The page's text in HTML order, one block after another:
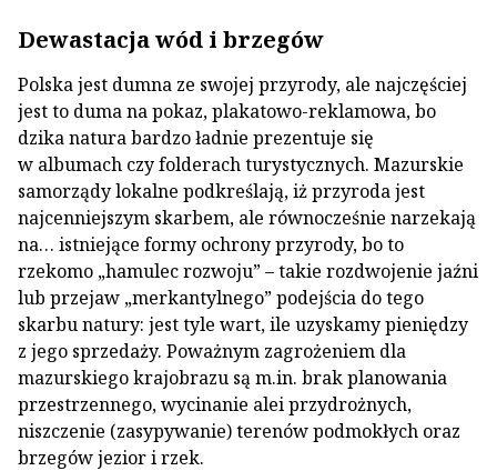
Dewastacja wód i brzegów
Polska jest dumna ze swojej przyrody, ale najczęściej
jest to duma na pokaz, plakatowo-reklamowa, bo
dzika natura bardzo ładnie prezentuje się
w albumach czy folderach turystycznych. Mazurskie
samorządy lokalne podkreślają, iż przyroda jest
najcenniejszym skarbem, ale równocześnie narzekają
na… istniejące formy ochrony przyrody, bo to
rzekomo „hamulec rozwoju” – takie rozdwojenie jaźni
lub przejaw „merkantylnego” podejścia do tego
skarbu natury: jest tyle wart, ile uzyskamy pieniędzy
z jego sprzedaży. Poważnym zagrożeniem dla
mazurskiego krajobrazu są m.in. brak planowania
przestrzennego, wycinanie alei przydrożnych,
niszczenie (zasypywanie) terenów podmokłych oraz
brzegów jezior i rzek.